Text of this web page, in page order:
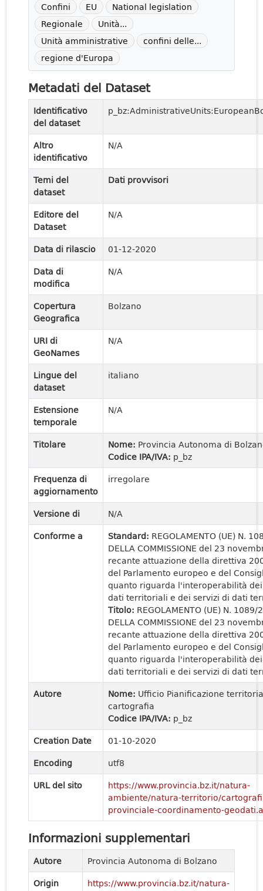
Confini EU
National legislation
Regionale
Unità...
Unità amministrative
confini delle...
regione d'Europa
Metadati del Dataset
Identificativo
del dataset
Altro
identificativo
N/A
Temi del
dataset
Dati provvisori
Editore del
Dataset
N/A
Data di rilascio
01-12-2020
Data di
modifica
N/A
Copertura
Geografica
Bolzano
URI di
GeoNames
N/A
Lingue del
dataset
italiano
Estensione
temporale
N/A
Titolare Nome: Provincia Autonoma di
Codice IPA/IVA: p_bz
Frequenza di
aggiornamento
irregolare
Versione di
N/A
Conforme a
Standard: REGOLAMENTO (UE) N.
DELLA COMMISSIONE del 23
recante attuazione della direttiva
del Parlamento europeo e del
quanto riguarda l'interoperabilità
dati territoriali e dei servizi di dati
Titolo: REGOLAMENTO (UE) N. 1089/
DELLA COMMISSIONE del 23
recante attuazione della direttiva
del Parlamento europeo e del
quanto riguarda l'interoperabilità
dati territoriali e dei servizi di dati
Autore
Nome: Ufficio Pianificazione
cartografia
Codice IPA/IVA: p_bz
Creation Date
01-10-2020
Encoding
utf8
URL del sito
https://www.provincia.bz.it/natura-
ambiente/natura-territorio/
provinciale-coordinamento-
Informazioni supplementari
Autore
Provincia Autonoma di Bolzano
Origin
https://www.provincia.bz.it/natura-